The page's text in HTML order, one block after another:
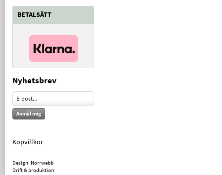
BETALSÄTT
Nyhetsbrev
Anmäl mig
Köpvillkor
Design: Norrwebb
Drift & produktion: